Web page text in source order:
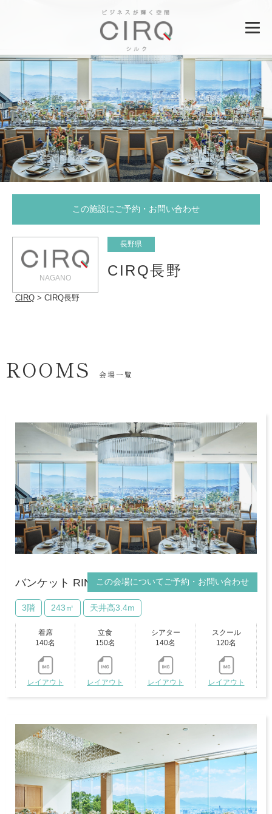
この施設にご予約・お問い合わせ
NAGANO
長野県
CIRQ長野
CIRQ CIRQ長野
ROOMS 会場一覧
この会場についてご予約・お問い合わせ
バンケット RIN
3階 243㎡ 天井高3.4m
着席
140名
レイアウト
立食
150名
レイアウト
シアター
140名
レイアウト
スクール
120名
レイアウト